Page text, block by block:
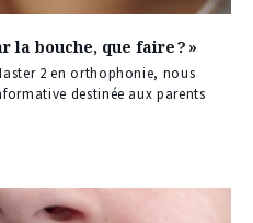
la bouche, que faire ? »
2 en orthophonie, nous
destinée aux parents